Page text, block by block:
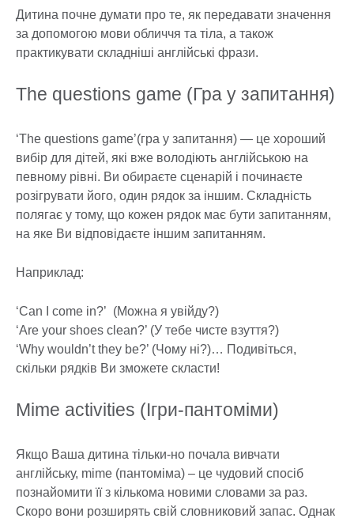
Дитина почне думати про те, як передавати значення
за допомогою мови обличчя та тіла, а також
практикувати складніші англійські фрази.
The questions game (Гра у запитання)
‘The questions game’(гра у запитання) — це хороший
вибір для дітей, які вже володіють англійською на
певному рівні. Ви обираєте сценарій і починаєте
розігрувати його, один рядок за іншим. Складність
полягає у тому, що кожен рядок має бути запитанням,
на яке Ви відповідаєте іншим запитанням.
Наприклад:
‘Can I come in?’ (Можна я увійду?)
‘Are your shoes clean?’ (У тебе чисте взуття?)
‘Why wouldn’t they be?’ (Чому ні?)… Подивіться,
скільки рядків Ви зможете скласти!
Mime activities (Ігри-пантоміми)
Якщо Ваша дитина тільки-но почала вивчати
англійську, mime (пантоміма) – це чудовий спосіб
познайомити її з кількома новими словами за раз.
Скоро вони розширять свій словниковий запас. Однак